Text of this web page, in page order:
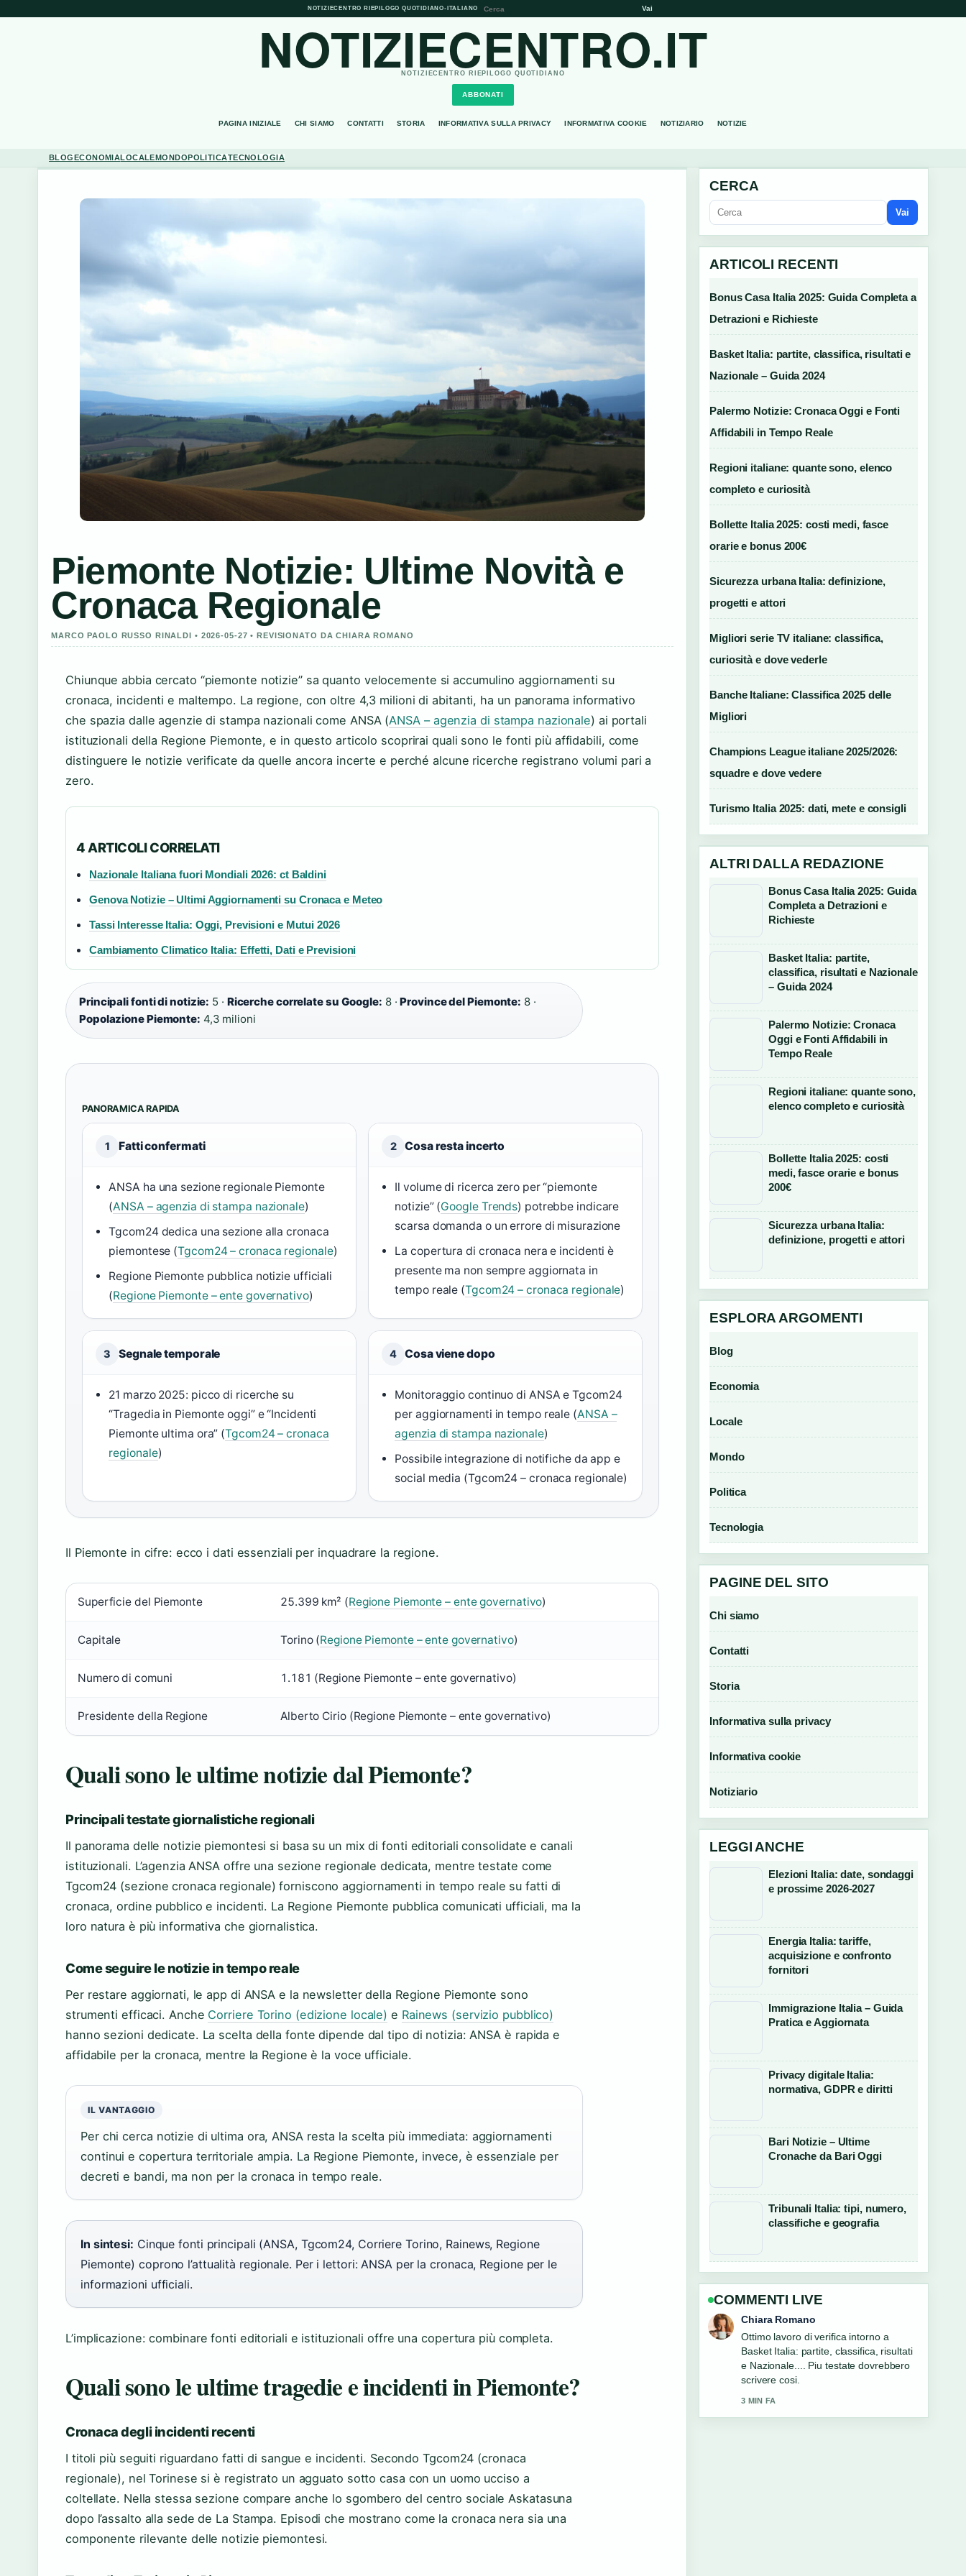
NOTIZIECENTRO RIEPILOGO QUOTIDIANO• ITALIANO Vai
NOTIZIECENTRO.IT
NOTIZIECENTRO RIEPILOGO QUOTIDIANO
ABBONATI
PAGINA INIZIALE CHI SIAMO CONTATTI STORIA INFORMATIVA SULLA PRIVACY INFORMATIVA COOKIE NOTIZIARIO NOTIZIE
BLOGECONOMIALOCALEMONDOPOLITICATECNOLOGIA
Piemonte Notizie: Ultime Novità e
Cronaca Regionale
MARCO PAOLO RUSSO RINALDI • 2026-05-27 • REVISIONATO DA CHIARA ROMANO
Chiunque abbia cercato “piemonte notizie” sa quanto velocemente si accumulino aggiornamenti su
cronaca, incidenti e maltempo. La regione, con oltre 4,3 milioni di abitanti, ha un panorama informativo
che spazia dalle agenzie di stampa nazionali come ANSA (ANSA – agenzia di stampa nazionale) ai portali
istituzionali della Regione Piemonte, e in questo articolo scoprirai quali sono le fonti più affidabili, come
distinguere le notizie verificate da quelle ancora incerte e perché alcune ricerche registrano volumi pari a
zero.
4 ARTICOLI CORRELATI
Nazionale Italiana fuori Mondiali 2026: ct Baldini
Genova Notizie – Ultimi Aggiornamenti su Cronaca e Meteo
Tassi Interesse Italia: Oggi, Previsioni e Mutui 2026
Cambiamento Climatico Italia: Effetti, Dati e Previsioni
Principali fonti di notizie: 5 · Ricerche correlate su Google: 8 ·Province del Piemonte: 8 ·
Popolazione Piemonte: 4,3 milioni
PANORAMICA RAPIDA
1 Fatti confermati
ANSA ha una sezione regionale Piemonte
(ANSA – agenzia di stampa nazionale)
Tgcom24 dedica una sezione alla cronaca
piemontese (Tgcom24 – cronaca regionale)
Regione Piemonte pubblica notizie ufficiali
(Regione Piemonte – ente governativo)
2 Cosa resta incerto
Il volume di ricerca zero per “piemonte
notizie” (Google Trends) potrebbe indicare
scarsa domanda o un errore di misurazione
La copertura di cronaca nera e incidenti è
presente ma non sempre aggiornata in
tempo reale (Tgcom24 – cronaca regionale)
3 Segnale temporale
21 marzo 2025: picco di ricerche su
“Tragedia in Piemonte oggi” e “Incidenti
Piemonte ultima ora” (Tgcom24 – cronaca
regionale)
4 Cosa viene dopo
Monitoraggio continuo di ANSA e Tgcom24
per aggiornamenti in tempo reale (ANSA –
agenzia di stampa nazionale)
Possibile integrazione di notifiche da app e
social media (Tgcom24 – cronaca regionale)
Il Piemonte in cifre: ecco i dati essenziali per inquadrare la regione.
Superficie del Piemonte 25.399 km² (Regione Piemonte – ente governativo)
Capitale Torino (Regione Piemonte – ente governativo)
Numero di comuni 1.181 (Regione Piemonte – ente governativo)
Presidente della Regione Alberto Cirio (Regione Piemonte – ente governativo)
Quali sono le ultime notizie dal Piemonte?
Principali testate giornalistiche regionali
Il panorama delle notizie piemontesi si basa su un mix di fonti editoriali consolidate e canali
istituzionali. L’agenzia ANSA offre una sezione regionale dedicata, mentre testate come
Tgcom24 (sezione cronaca regionale) forniscono aggiornamenti in tempo reale su fatti di
cronaca, ordine pubblico e incidenti. La Regione Piemonte pubblica comunicati ufficiali, ma la
loro natura è più informativa che giornalistica.
Come seguire le notizie in tempo reale
Per restare aggiornati, le app di ANSA e la newsletter della Regione Piemonte sono
strumenti efficaci. Anche Corriere Torino (edizione locale) e Rainews (servizio pubblico)
hanno sezioni dedicate. La scelta della fonte dipende dal tipo di notizia: ANSA è rapida e
affidabile per la cronaca, mentre la Regione è la voce ufficiale.
IL VANTAGGIO
Per chi cerca notizie di ultima ora, ANSA resta la scelta più immediata: aggiornamenti
continui e copertura territoriale ampia. La Regione Piemonte, invece, è essenziale per
decreti e bandi, ma non per la cronaca in tempo reale.
In sintesi: Cinque fonti principali (ANSA, Tgcom24, Corriere Torino, Rainews, Regione
Piemonte) coprono l’attualità regionale. Per i lettori: ANSA per la cronaca, Regione per le
informazioni ufficiali.
L’implicazione: combinare fonti editoriali e istituzionali offre una copertura più completa.
Quali sono le ultime tragedie e incidenti in Piemonte?
Cronaca degli incidenti recenti
I titoli più seguiti riguardano fatti di sangue e incidenti. Secondo Tgcom24 (cronaca
regionale), nel Torinese si è registrato un agguato sotto casa con un uomo ucciso a
coltellate. Nella stessa sezione compare anche lo sgombero del centro sociale Askatasuna
dopo l’assalto alla sede de La Stampa. Episodi che mostrano come la cronaca nera sia una
componente rilevante delle notizie piemontesi.
CERCA
Vai
ARTICOLI RECENTI
Bonus Casa Italia 2025: Guida Completa a
Detrazioni e Richieste
Basket Italia: partite, classifica, risultati e
Nazionale – Guida 2024
Palermo Notizie: Cronaca Oggi e Fonti
Affidabili in Tempo Reale
Regioni italiane: quante sono, elenco
completo e curiosità
Bollette Italia 2025: costi medi, fasce
orarie e bonus 200€
Sicurezza urbana Italia: definizione,
progetti e attori
Migliori serie TV italiane: classifica,
curiosità e dove vederle
Banche Italiane: Classifica 2025 delle
Migliori
Champions League italiane 2025/2026:
squadre e dove vedere
Turismo Italia 2025: dati, mete e consigli
ALTRI DALLA REDAZIONE
Bonus Casa Italia 2025: Guida
Completa a Detrazioni e
Richieste
Basket Italia: partite,
classifica, risultati e Nazionale
– Guida 2024
Palermo Notizie: Cronaca
Oggi e Fonti Affidabili in
Tempo Reale
Regioni italiane: quante sono,
elenco completo e curiosità
Bollette Italia 2025: costi
medi, fasce orarie e bonus
200€
Sicurezza urbana Italia:
definizione, progetti e attori
ESPLORA ARGOMENTI
Blog
Economia
Locale
Mondo
Politica
Tecnologia
PAGINE DEL SITO
Chi siamo
Contatti
Storia
Informativa sulla privacy
Informativa cookie
Notiziario
LEGGI ANCHE
Elezioni Italia: date, sondaggi
e prossime 2026-2027
Energia Italia: tariffe,
acquisizione e confronto
fornitori
Immigrazione Italia – Guida
Pratica e Aggiornata
Privacy digitale Italia:
normativa, GDPR e diritti
Bari Notizie – Ultime
Cronache da Bari Oggi
Tribunali Italia: tipi, numero,
classifiche e geografia
COMMENTI LIVE
Luca Conti
Ottima analisi di Palermo Notizie:
Cronaca Oggi e Fonti Affidabili.... E la
sintesi piu chiara che abbia visto oggi.
5 MIN FA